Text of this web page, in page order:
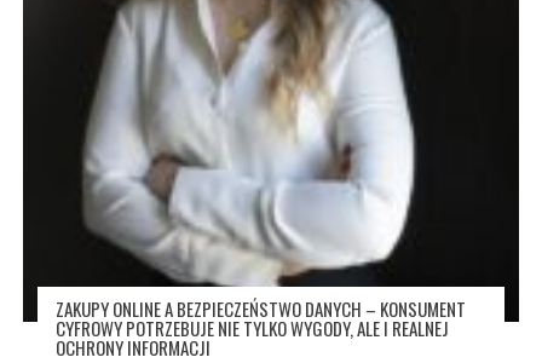
ZAKUPY ONLINE A BEZPIECZEŃSTWO DANYCH – KONSUMENT
CYFROWY POTRZEBUJE NIE TYLKO WYGODY, ALE I REALNEJ
OCHRONY INFORMACJI